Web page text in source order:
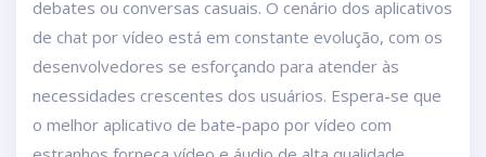
debates ou conversas casuais. O cenário dos aplicativos
de chat por vídeo está em constante evolução, com os
desenvolvedores se esforçando para atender às
necessidades crescentes dos usuários. Espera-se que
o melhor aplicativo de bate-papo por vídeo com